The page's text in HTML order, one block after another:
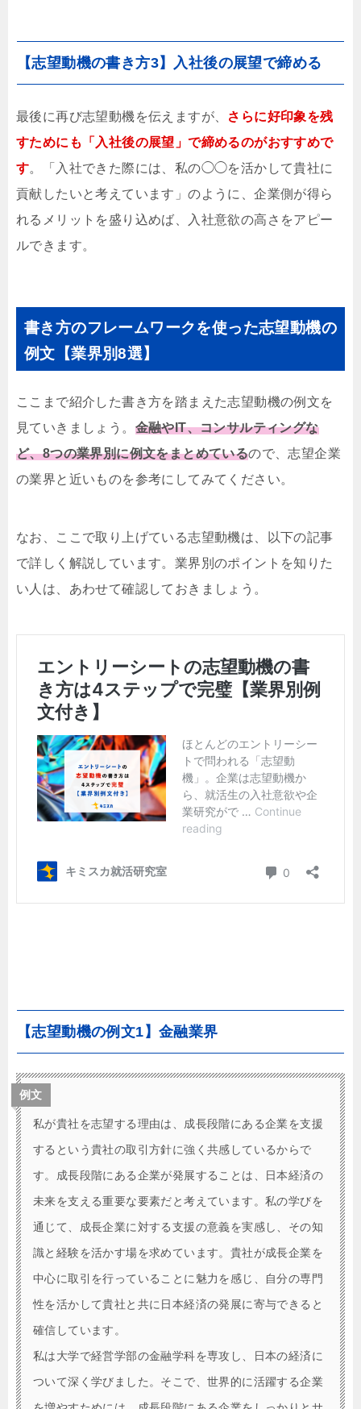
【志望動機の書き方3】入社後の展望で締める
最後に再び志望動機を伝えますが、 さらに好印象を残
すためにも「入社後の展望」で締めるのがおすすめで
す。「入社できた際には、私の◯◯を活かして貴社に
貢献したいと考えています」のように、企業側が得ら
れるメリットを盛り込めば、入社意欲の高さをアピー
ルできます。
書き方のフレームワークを使った志望動機の
例文【業界別8選】
ここまで紹介した書き方を踏まえた志望動機の例文を
見ていきましょう。 金融やIT、コンサルティングな
ど、8つの業界別に例文をまとめているので、志望企業
の業界と近いものを参考にしてみてください。
なお、ここで取り上げている志望動機は、以下の記事
で詳しく解説しています。業界別のポイントを知りた
い人は、あわせて確認しておきましょう。
【志望動機の例文1】金融業界
例文
私が貴社を志望する理由は、成長段階にある企業を支援
するという貴社の取引方針に強く共感しているからで
す。成長段階にある企業が発展することは、日本経済の
未来を支える重要な要素だと考えています。私の学びを
通じて、成長企業に対する支援の意義を実感し、その知
識と経験を活かす場を求めています。貴社が成長企業を
中心に取引を行っていることに魅力を感じ、自分の専門
性を活かして貴社と共に日本経済の発展に寄与できると
確信しています。
私は大学で経営学部の金融学科を専攻し、日本の経済に
ついて深く学びました。そこで、世界的に活躍する企業